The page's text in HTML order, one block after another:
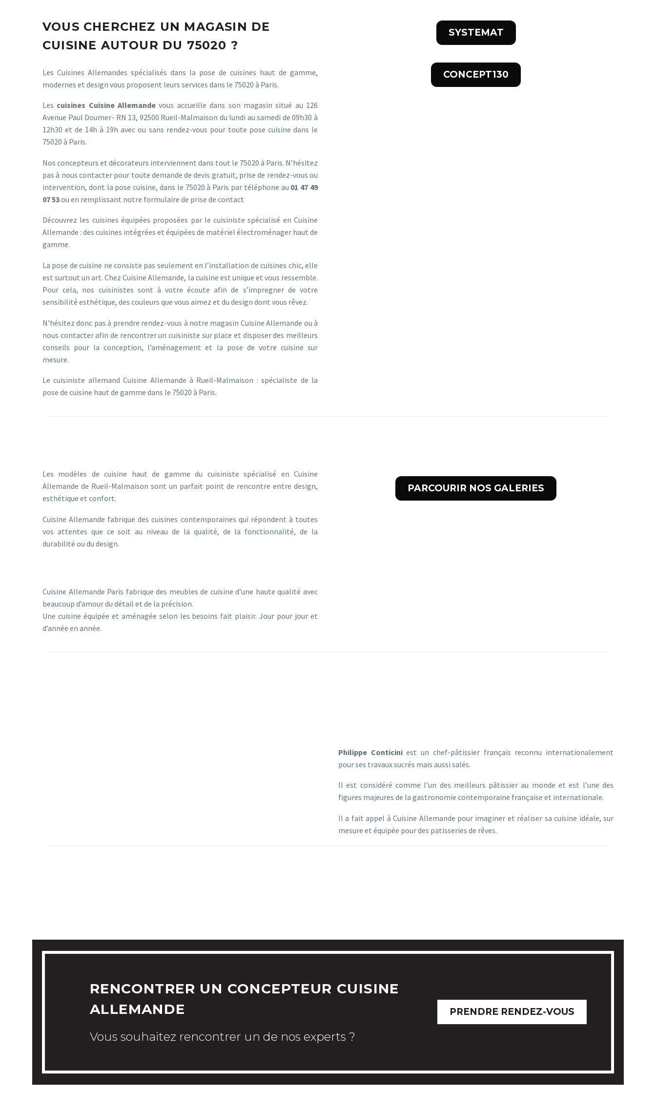
VOUS CHERCHEZ UN MAGASIN DE
CUISINE AUTOUR DU 75020 ?
Les Cuisines Allemandes spécialisés dans la pose de cuisines haut de gamme,
modernes et design vous proposent leurs services dans le 75020 à Paris.
Les cuisines Cuisine Allemande vous accueille dans son magasin situé au 126
Avenue Paul Doumer- RN 13, 92500 Rueil-Malmaison du lundi au samedi de 09h30 à
12h30 et de 14h à 19h avec ou sans rendez-vous pour toute pose cuisine dans le
75020 à Paris.
Nos concepteurs et décorateurs interviennent dans tout le 75020 à Paris. N’hésitez
pas à nous contacter pour toute demande de devis gratuit, prise de rendez-vous ou
intervention, dont la pose cuisine, dans le 75020 à Paris par téléphone au 01 47 49
07 53ou en remplissant notre formulaire de prise de contact
Découvrez les cuisines équipées proposées par le cuisiniste spécialisé en Cuisine
Allemande : des cuisines intégrées et équipées de matériel électroménager haut de
gamme.
La pose de cuisine ne consiste pas seulement en l’installation de cuisines chic, elle
est surtout un art. Chez Cuisine Allemande, la cuisine est unique et vous ressemble.
Pour cela, nos cuisinistes sont à votre écoute afin de s’impregner de votre
sensibilité esthétique, des couleurs que vous aimez et du design dont vous rêvez.
N’hésitez donc pas à prendre rendez-vous à notre magasin Cuisine Allemande ou à
nous contacter afin de rencontrer un cuisiniste sur place et disposer des meilleurs
conseils pour la conception, l’aménagement et la pose de votre cuisine sur
mesure.
Le cuisiniste allemand Cuisine Allemande à Rueil-Malmaison : spécialiste de la
pose de cuisine haut de gamme dans le 75020 à Paris.
SYSTEMAT
CONCEPT130
Les modèles de cuisine haut de gamme du cuisiniste spécialisé en Cuisine
Allemande de Rueil-Malmaison sont un parfait point de rencontre entre design,
esthétique et confort.
Cuisine Allemande fabrique des cuisines contemporaines qui répondent à toutes
vos attentes que ce soit au niveau de la qualité, de la fonctionnalité, de la
durabilité ou du design.
Cuisine Allemande Paris fabrique des meubles de cuisine d’une haute qualité avec
beaucoup d’amour du détail et de la précision.
Une cuisine équipée et aménagée selon les besoins fait plaisir. Jour pour jour et
d’année en année.
PARCOURIR NOS GALERIES
Philippe Conticiniest un chef-pâtissier français reconnu internationalement
pour ses travaux sucrés mais aussi salés.
Il est considéré comme l’un des meilleurs pâtissier au monde et est l’une des
figures majeures de la gastronomie contemporaine française et internationale.
Il a fait appel à Cuisine Allemande pour imaginer et réaliser sa cuisine idéale, sur
mesure et équipée pour des patisseries de rêves.
RENCONTRER UN CONCEPTEUR CUISINE
ALLEMANDE
Vous souhaitez rencontrer un de nos experts ?
PRENDRE RENDEZ-VOUS